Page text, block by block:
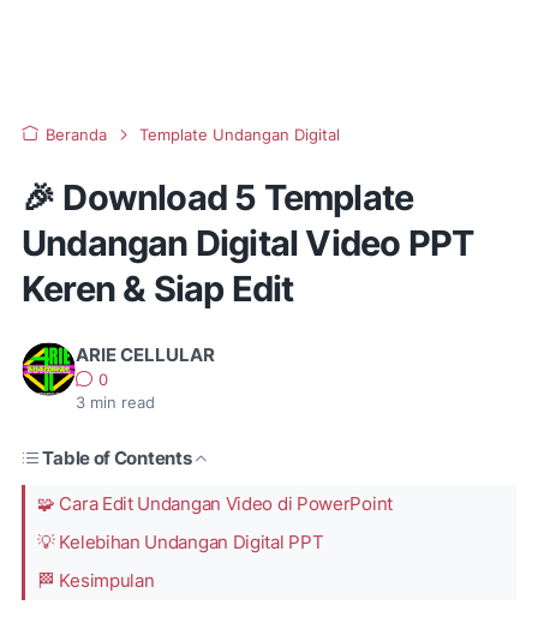
Beranda Template Undangan Digital
🎉 Download 5 Template
Undangan Digital Video PPT
Keren & Siap Edit
ARIE CELLULAR
0
3 min read
Table of Contents
🧩 Cara Edit Undangan Video di PowerPoint
💡 Kelebihan Undangan Digital PPT
🏁 Kesimpulan